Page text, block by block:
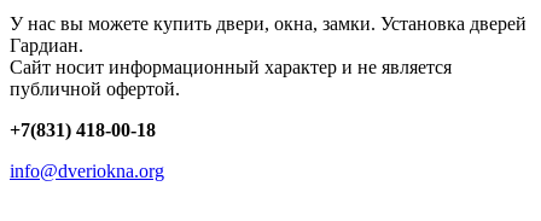
У нас вы можете купить двери, окна, замки. Установка дверей
Гардиан.
Сайт носит информационный характер и не является
публичной офертой.
+7(831) 418-00-18
info@dveriokna.org